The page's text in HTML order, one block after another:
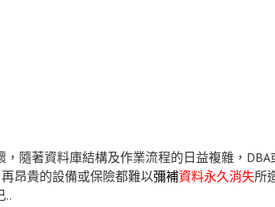
，隨著資料庫結構及作業流程的日益複雜，DBA
昂貴的設備或保險都難以彌補資料永久消失所
..